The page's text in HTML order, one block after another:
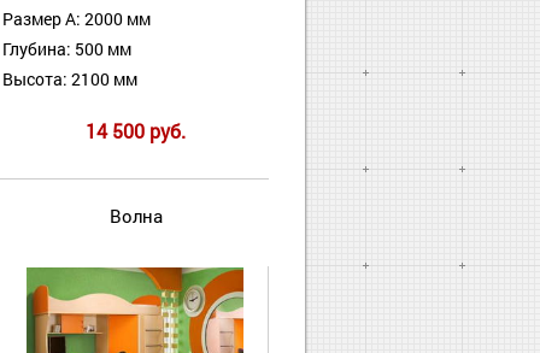
Размер А: 2000 мм
Глубина: 500 мм
Высота: 2100 мм
14 500 руб.
Волна